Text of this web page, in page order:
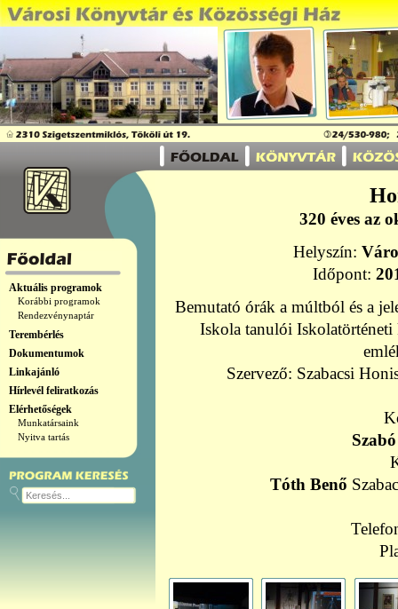
Aktuális programok
Korábbi programok
Rendezvénynaptár
Terembérlés
Dokumentumok
Linkajánló
Hírlevél feliratkozás
Elérhetőségek
Munkatársaink
Nyitva tartás
320 éves az
Helyszín:
Időpont:
Bemutató órák a múltból és a
Iskola tanulói
Szervező: Szabacsi
Tóth Benő